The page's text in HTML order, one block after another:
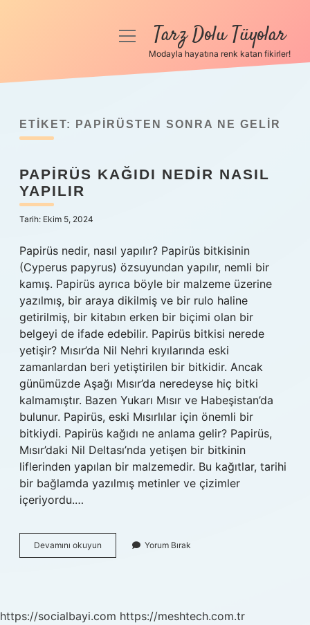
Anasayfa
Yasal Uyarı
Hakkımızda
menüyüTarz Dolu Tüyolar
Modayla hayatına renk katan fikirler!
ETIKET: PAPIRÜSTEN SONRA NE GELIR
PAPIRÜS KAĞIDI NEDIR NASIL
YAPILIR
Tarih: Ekim 5, 2024
Papirüs nedir, nasıl yapılır? Papirüs bitkisinin
(Cyperus papyrus) özsuyundan yapılır, nemli bir
kamış. Papirüs ayrıca böyle bir malzeme üzerine
yazılmış, bir araya dikilmiş ve bir rulo haline
getirilmiş, bir kitabın erken bir biçimi olan bir
belgeyi de ifade edebilir. Papirüs bitkisi nerede
yetişir? Mısır’da Nil Nehri kıyılarında eski
zamanlardan beri yetiştirilen bir bitkidir. Ancak
günümüzde Aşağı Mısır’da neredeyse hiç bitki
kalmamıştır. Bazen Yukarı Mısır ve Habeşistan’da
bulunur. Papirüs, eski Mısırlılar için önemli bir
bitkiydi. Papirüs kağıdı ne anlama gelir? Papirüs,
Mısır’daki Nil Deltası’nda yetişen bir bitkinin
liflerinden yapılan bir malzemedir. Bu kağıtlar, tarihi
bir bağlamda yazılmış metinler ve çizimler
içeriyordu.…
Devamını okuyun
Kağıdı
Yorum Bırak
https://socialbayi.com https://meshtech.com.tr